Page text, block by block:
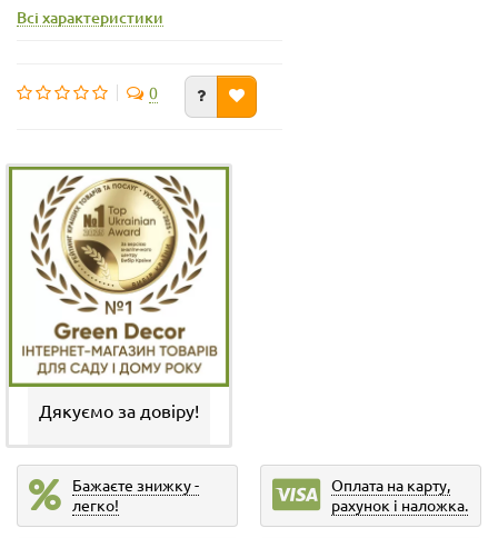
Всі характеристики
0
Дякуємо за довіру!
Бажаєте знижку -
легко!
Оплата на карту,
рахунок і наложка.